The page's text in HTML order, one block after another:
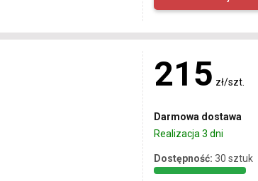
215 zł/szt.
Darmowa dostawa
Realizacja 3 dni
Dostępność: 30 sztuk